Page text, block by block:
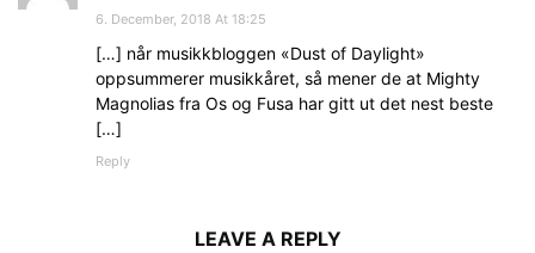
6. December, 2018 At 18:25
[…] når musikkbloggen «Dust of Daylight»
oppsummerer musikkåret, så mener de at Mighty
Magnolias fra Os og Fusa har gitt ut det nest beste
[…]
Reply
LEAVE A REPLY